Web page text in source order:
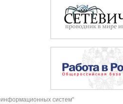
систем"